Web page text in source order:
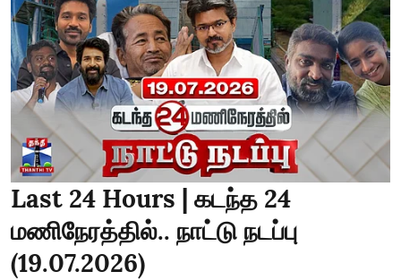
Last 24 Hours | கடந்த 24
மணிநேரத்தில்.. நாட்டு நடப்பு
(19.07.2026)